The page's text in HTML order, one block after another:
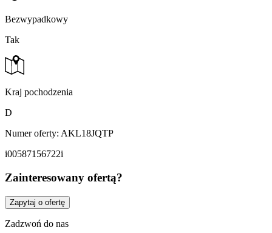
Bezwypadkowy
Tak
Kraj pochodzenia
D
Numer oferty: AKL18JQTP
i00587156722i
Zainteresowany ofertą?
Zapytaj o ofertę
Zadzwoń do nas